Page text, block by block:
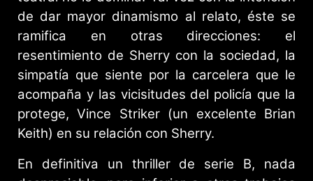
de dar mayor dinamismo al relato, éste se
ramifica en otras direcciones: el
resentimiento de Sherry con la sociedad, la
simpatía que siente por la carcelera que le
acompaña y las vicisitudes del policía que la
protege, Vince Striker (un excelente Brian
Keith) en su relación con Sherry.
En definitiva un thriller de serie B, nada